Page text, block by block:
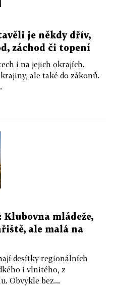
je někdy dřív,
záchod či topení
i na jejich okrajích.
ale také do zákonů.
Klubovna mládeže,
ale malá na
desítky regionálních
i vlnitého, z
Obvykle bez...